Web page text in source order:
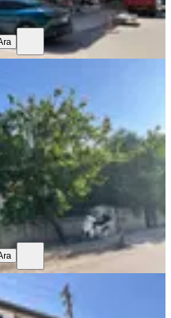
2+1 Daire
Karabekir Mahallesi
·1. Kat ·25.07.2026
Kazim Karabekir
Kat Fırsat Daire